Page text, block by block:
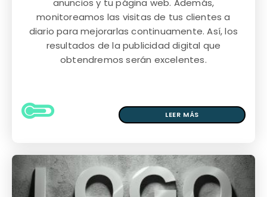
anuncios y tu página web. Además,
monitoreamos las visitas de tus clientes a
diario para mejorarlas continuamente. Así, los
resultados de la publicidad digital que
obtendremos serán excelentes.
LEER MÁS